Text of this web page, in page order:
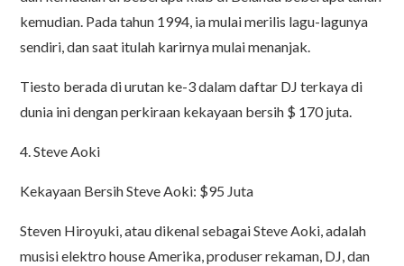
kemudian. Pada tahun 1994, ia mulai merilis lagu-lagunya
sendiri, dan saat itulah karirnya mulai menanjak.
Tiesto berada di urutan ke-3 dalam daftar DJ terkaya di
dunia ini dengan perkiraan kekayaan bersih $ 170 juta.
4. Steve Aoki
Kekayaan Bersih Steve Aoki: $95 Juta
Steven Hiroyuki, atau dikenal sebagai Steve Aoki, adalah
musisi elektro house Amerika, produser rekaman, DJ, dan